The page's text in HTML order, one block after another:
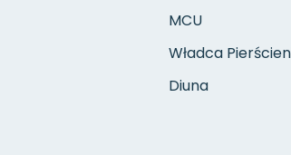
MCU
Władca
Diuna